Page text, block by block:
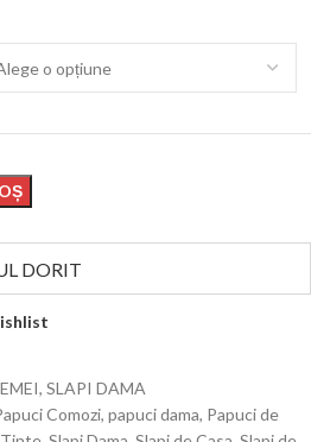
, SLAPI DAMA
Comozi, papuci dama, Papuci de